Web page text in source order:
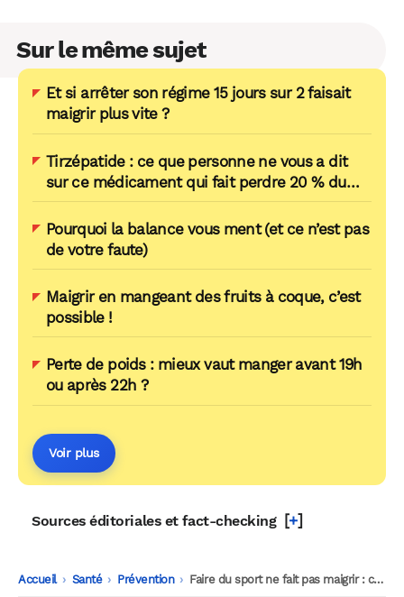
Sur le même sujet
Et si arrêter son régime 15 jours sur 2 faisait
maigrir plus vite ?
Tirzépatide : ce que personne ne vous a dit
sur ce médicament qui fait perdre 20 % du
poids en un an
Pourquoi la balance vous ment (et ce n’est pas
de votre faute)
Maigrir en mangeant des fruits à coque, c’est
possible !
Perte de poids : mieux vaut manger avant 19h
ou après 22h ?
Voir plus
Sources éditoriales et fact-checking [+]
Accueil -
Santé -
Prévention -
Faire du sport ne fait pas maigrir : ce que révèle la plus grande étude de l’AHA